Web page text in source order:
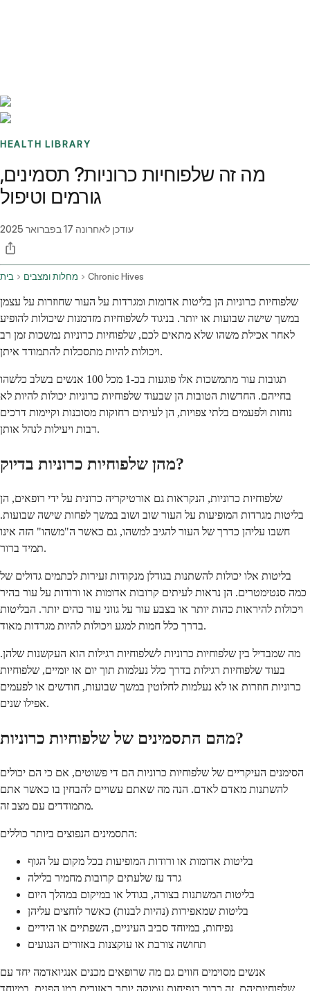
HEALTH LIBRARY
מה זה שלפוחיות כרוניות? תסמינים,
גורמים וטיפול
עודכן לאחרונה 17 בפברואר 2025
בית מחלות ומצבים Chronic Hives
שלפוחיות כרוניות הן בליטות אדומות ומגרדות על העור שחוזרות על עצמן
במשך שישה שבועות או יותר. בניגוד לשלפוחיות מזדמנות שיכולות להופיע
לאחר אכילת משהו שלא מתאים לכם, שלפוחיות כרוניות נמשכות זמן רב
ויכולות להיות מתסכלות להתמודד איתן.
תגובות עור מתמשכות אלו פוגעות בכ-1 מכל 100 אנשים בשלב כלשהו
בחייהם. החדשות הטובות הן שבעוד שלפוחיות כרוניות יכולות להיות לא
נוחות ולפעמים בלתי צפויות, הן לעיתים רחוקות מסוכנות וקיימות דרכים
רבות ויעילות לנהל אותן.
מהן שלפוחיות כרוניות בדיוק?
שלפוחיות כרוניות, הנקראות גם אורטיקריה כרונית על ידי רופאים, הן
בליטות מגרדות המופיעות על העור שוב ושוב במשך לפחות שישה שבועות.
חשבו עליהן כדרך של העור להגיב למשהו, גם כאשר ה"משהו" הזה אינו
תמיד ברור.
בליטות אלו יכולות להשתנות בגודלן מנקודות זעירות לכתמים גדולים של
כמה סנטימטרים. הן נראות לעיתים קרובות אדומות או ורודות על עור בהיר
ויכולות להיראות כהות יותר או בצבע עור על גווני עור כהים יותר. הבליטות
בדרך כלל חמות למגע ויכולות להיות מגרדות מאוד.
מה שמבדיל בין שלפוחיות כרוניות לשלפוחיות רגילות הוא העקשנות שלהן.
בעוד שלפוחיות רגילות בדרך כלל נעלמות תוך יום או יומיים, שלפוחיות
כרוניות חוזרות או לא נעלמות לחלוטין במשך שבועות, חודשים או לפעמים
אפילו שנים.
מהם התסמינים של שלפוחיות כרוניות?
הסימנים העיקריים של שלפוחיות כרוניות הם די פשוטים, אם כי הם יכולים
להשתנות מאדם לאדם. הנה מה שאתם עשויים להבחין בו כאשר אתם
מתמודדים עם מצב זה.
התסמינים הנפוצים ביותר כוללים:
בליטות אדומות או ורודות המופיעות בכל מקום על הגוף
גרד עז שלעתים קרובות מחמיר בלילה
בליטות המשתנות בצורה, בגודל או במיקום במהלך היום
בליטות שמאפירות (נהיות לבנות) כאשר לוחצים עליהן
נפיחות, במיוחד סביב העיניים, השפתיים או הידיים
תחושה צורבת או עוקצנות באזורים הנגועים
אנשים מסוימים חווים גם מה שרופאים מכנים אנגיואדמה יחד עם
שלפוחיותיהם. זה כרוך בנפיחות עמוקה יותר באזורים כמו הפנים, במיוחד